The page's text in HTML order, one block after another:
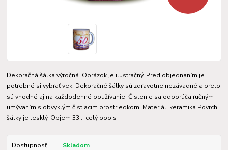
Dekoračná šálka výročná. Obrázok je ilustračný. Pred objednaním je
potrebné si vybrať vek. Dekoračné šálky sú zdravotne nezávadné a preto
sú vhodné aj na každodenné používanie. Čistenie sa odporúča ručným
umývaním s obvyklým čistiacim prostriedkom. Materiál: keramika Povrch
šálky je lesklý. Objem 33... celý popis
Dostupnosť
Skladom